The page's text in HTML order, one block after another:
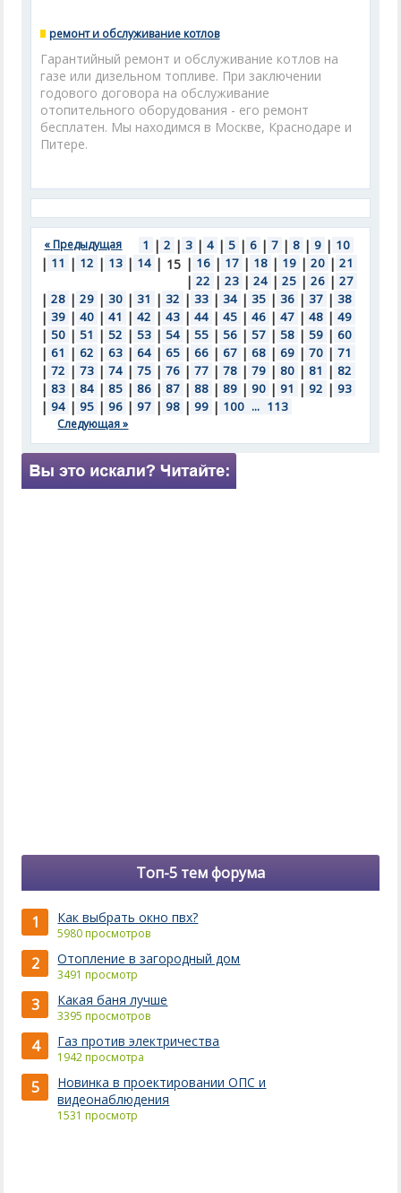
ремонт и обслуживание котлов
Гарантийный ремонт и обслуживание котлов на
газе или дизельном топливе. При заключении
годового договора на обслуживание
отопительного оборудования - его ремонт
бесплатен. Мы находимся в Москве, Краснодаре и
Питере.
« Предыдущая 1 | 2 | 3 | 4 | 5 | 6 | 7 | 8 | 9 | 10
| 11 | 12 | 13 | 14 | 15 | 16 | 17 | 18 | 19 | 20 | 21
| 22 | 23 | 24 | 25 | 26 | 27
| 28 | 29 | 30 | 31 | 32 | 33 | 34 | 35 | 36 | 37 | 38
| 39 | 40 | 41 | 42 | 43 | 44 | 45 | 46 | 47 | 48 | 49
| 50 | 51 | 52 | 53 | 54 | 55 | 56 | 57 | 58 | 59 | 60
| 61 | 62 | 63 | 64 | 65 | 66 | 67 | 68 | 69 | 70 | 71
| 72 | 73 | 74 | 75 | 76 | 77 | 78 | 79 | 80 | 81 | 82
| 83 | 84 | 85 | 86 | 87 | 88 | 89 | 90 | 91 | 92 | 93
| 94 | 95 | 96 | 97 | 98 | 99 | 100 ... 113
Следующая »
Топ-5 тем форума
1 Как выбрать окно пвх?
5980 просмотров
2 Отопление в загородный дом
3491 просмотр
3 Какая баня лучше
3395 просмотров
4 Газ против электричества
1942 просмотра
5
Новинка в проектировании ОПС и
видеонаблюдения
1531 просмотр